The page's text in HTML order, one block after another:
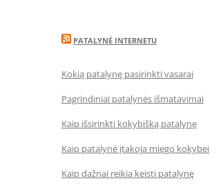
PATALYNĖ INTERNETU
Kokią patalynę pasirinkti vasarai
Pagrindiniai patalynės išmatavimai
Kaip išsirinkti kokybišką patalynę
Kaip patalynė įtakoja miego kokybei
Kaip dažnai reikia keisti patalynę